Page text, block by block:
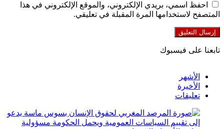
احفظ اسمي، بريدي الإلكتروني، والموقع الإلكتروني في هذا
المتصفح لاستخدامها المرة المقبلة في تعليقي.
تابعنا على فيسبوك
الأشهر
الأخيرة
تعليقات